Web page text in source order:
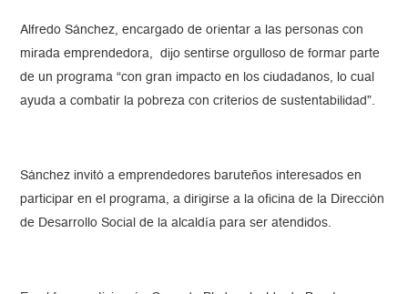
Alfredo Sánchez, encargado de orientar a las personas con
mirada emprendedora, dijo sentirse orgulloso de formar parte
de un programa “con gran impacto en los ciudadanos, lo cual
ayuda a combatir la pobreza con criterios de sustentabilidad”.
Sánchez invitó a emprendedores baruteños interesados en
participar en el programa, a dirigirse a la oficina de la Dirección
de Desarrollo Social de la alcaldía para ser atendidos.